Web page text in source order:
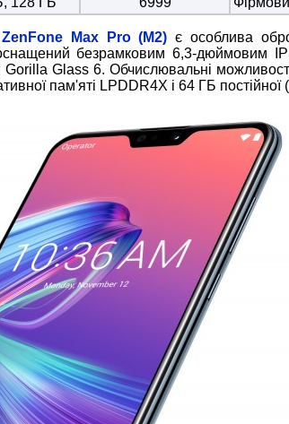
Max Pro (M2) є особлива
безрамковим 6,3-дюймовим
Glass 6. Обчислювальні
пам'яті LPDDR4X і 64 ГБ постійної